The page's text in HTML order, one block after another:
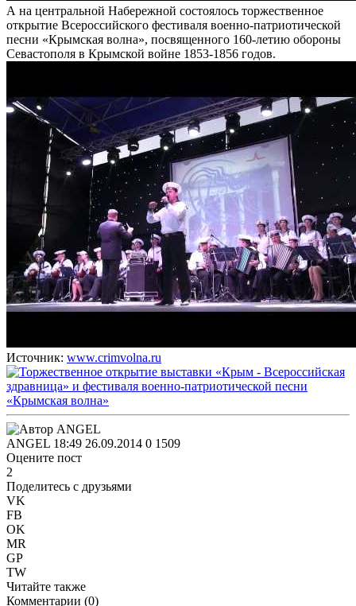
А на центральной Набережной состоялось торжественное
открытие Всероссийского фестиваля военно-патриотической
песни «Крымская волна», посвященного 160-летию обороны
Севастополя в Крымской войне 1853-1856 годов.
Источник: www.crimvolna.ru
ANGEL 18:49 26.09.2014 0 1509
Оцените пост
2
Поделитесь с друзьями
VK
FB
OK
MR
GP
TW
Читайте также
Комментарии (0)